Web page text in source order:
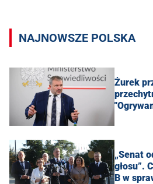
NAJNOWSZE POLSKA
Żurek
„Senat
głosu”.
B w